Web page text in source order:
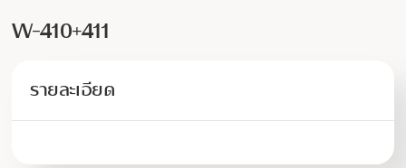
W-410+411
รายละเอียด